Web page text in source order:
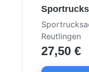
Reutlingen
27,50 €